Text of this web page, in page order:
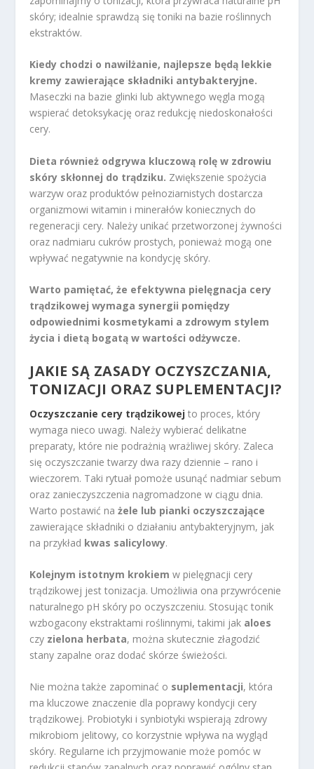
skóry; idealnie sprawdzą się toniki na bazie roślinnych
ekstraktów.
Kiedy chodzi o nawilżanie, najlepsze będą lekkie
kremy zawierające składniki antybakteryjne.
Maseczki na bazie glinki lub aktywnego węgla mogą
wspierać detoksykację oraz redukcję niedoskonałości
cery.
Dieta również odgrywa kluczową rolę w zdrowiu
skóry skłonnej do trądziku. Zwiększenie spożycia
warzyw oraz produktów pełnoziarnistych dostarcza
organizmowi witamin i minerałów koniecznych do
regeneracji cery. Należy unikać przetworzonej żywności
oraz nadmiaru cukrów prostych, ponieważ mogą one
wpływać negatywnie na kondycję skóry.
Warto pamiętać, że efektywna pielęgnacja cery
trądzikowej wymaga synergii pomiędzy
odpowiednimi kosmetykami a zdrowym stylem
życia i dietą bogatą w wartości odżywcze.
JAKIE SĄ ZASADY OCZYSZCZANIA,
TONIZACJI ORAZ SUPLEMENTACJI?
Oczyszczanie cery trądzikowej to proces, który
wymaga nieco uwagi. Należy wybierać delikatne
preparaty, które nie podrażnią wrażliwej skóry. Zaleca
się oczyszczanie twarzy dwa razy dziennie – rano i
wieczorem. Taki rytuał pomoże usunąć nadmiar sebum
oraz zanieczyszczenia nagromadzone w ciągu dnia.
Warto postawić nażele lub pianki oczyszczające
zawierające składniki o działaniu antybakteryjnym, jak
na przykład kwas salicylowy.
Kolejnym istotnym krokiem w pielęgnacji cery
trądzikowej jest tonizacja. Umożliwia ona przywrócenie
naturalnego pH skóry po oczyszczeniu. Stosując tonik
wzbogacony ekstraktami roślinnymi, takimi jak aloes
czy zielona herbata, można skutecznie złagodzić
stany zapalne oraz dodać skórze świeżości.
Nie można także zapominać o suplementacji, która
ma kluczowe znaczenie dla poprawy kondycji cery
trądzikowej. Probiotyki i synbiotyki wspierają zdrowy
mikrobiom jelitowy, co korzystnie wpływa na wygląd
skóry. Regularne ich przyjmowanie może pomóc w